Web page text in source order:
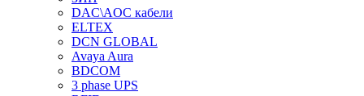
DAC\AOC кабели
ELTEX
DCN GLOBAL
Avaya Aura
BDCOM
3 phase UPS